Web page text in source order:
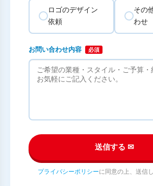
ロゴのデザイン
依頼
その
わせ
お問い合わせ内容 必須
送信する ✉
プライバシーポリシーに同意の上、送信